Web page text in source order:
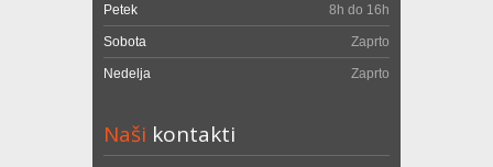
Petek 8h do 16h
Sobota Zaprto
Nedelja Zaprto
Naši kontakti